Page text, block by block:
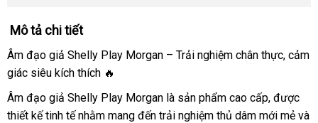
Mô tả chi tiết
Âm đạo giả Shelly Play Morgan – Trải nghiệm chân thực, cảm
giác siêu kích thích 🔥
Âm đạo giả Shelly Play Morgan là sản phẩm cao cấp, được
thiết kế tinh tế nhằm mang đến trải nghiệm thủ dâm mới mẻ và